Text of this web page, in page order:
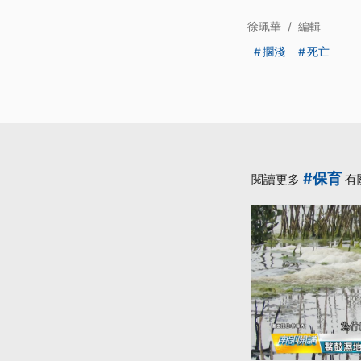
徐珮華 / 編輯
擱淺
死亡
閱讀更多 #保育 有